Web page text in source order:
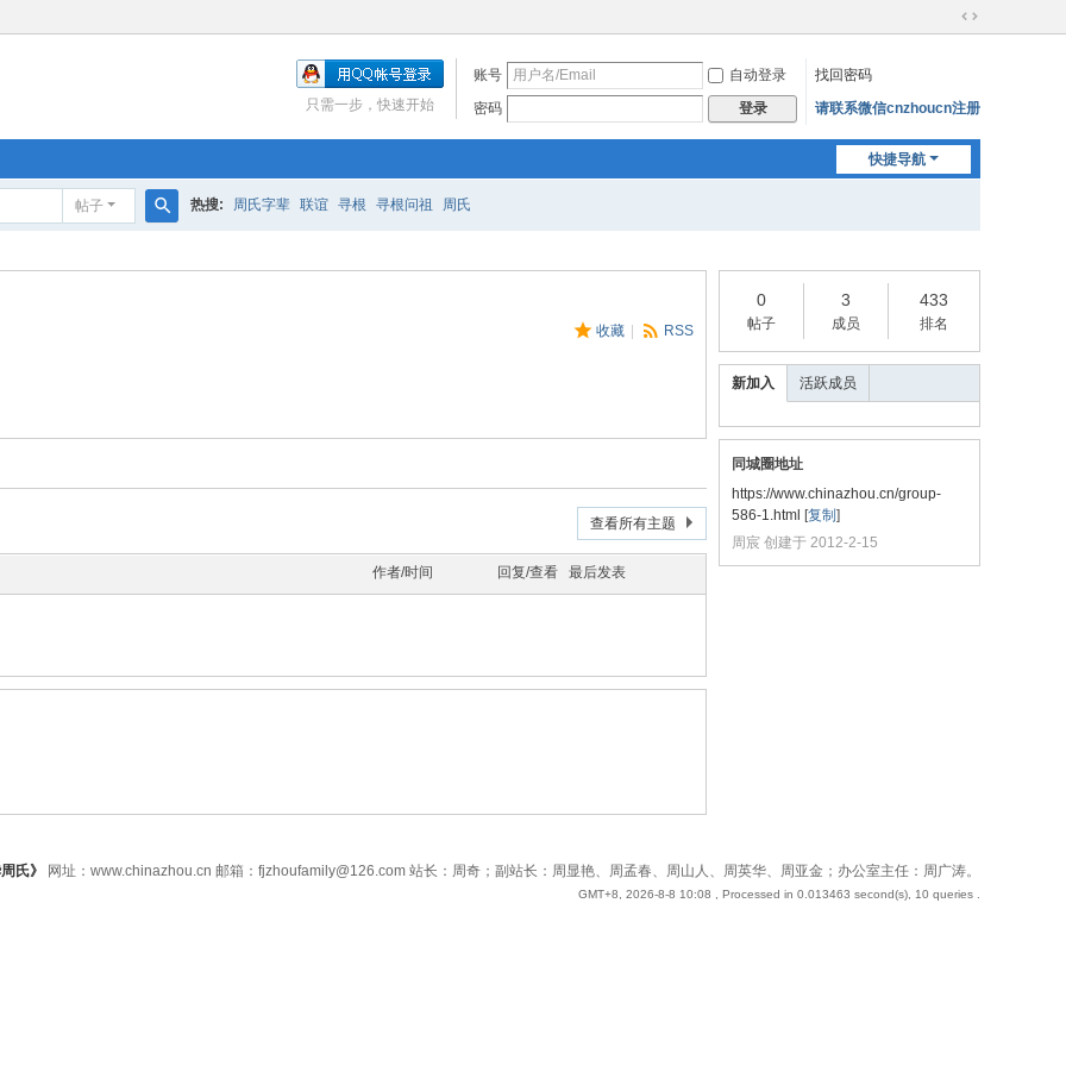
切
宽
账号 自动登录
找回密码
密码
登录 请联系微信cnzhoucn注册
只需一步，快速开始
快捷导航
帖子
索
热搜: 周氏字辈 联谊 寻根 寻根问祖 周氏
收藏 RSS
查看所有主题
作者/时间 回复/查看 最后发表
0
帖子
3
成员
433
排名
新加入 活跃成员
同城圈地址
https://www.chinazhou.cn/group-
586-1.html [复制 ]
周宸 创建于 2012-2-15
氏》 网址：www.chinazhou.cn 邮箱：fjzhoufamily@126.com 站长：周奇；副站长：周显艳、周孟春、周山人、周英华、周亚金；办公室主任：周广涛。
GMT+8, 2026-8-8 10:08 , Processed in 0.013463 second(s), 10 queries .